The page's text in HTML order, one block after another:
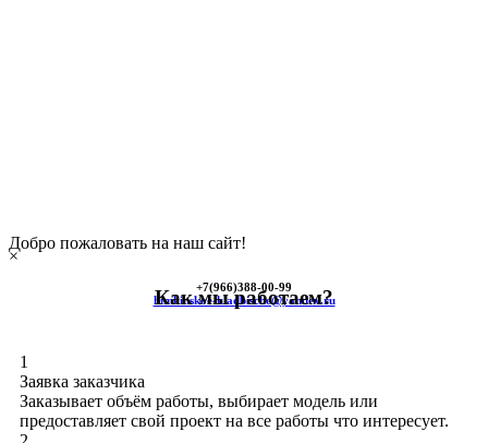
Добро пожаловать на наш сайт!
+7(966)388-00-99
himkinskoe-kladbische@yandex.ru
×
Как мы работаем?
1
Заявка заказчика
Заказывает объём работы, выбирает модель или
предоставляет свой проект на все работы что интересует.